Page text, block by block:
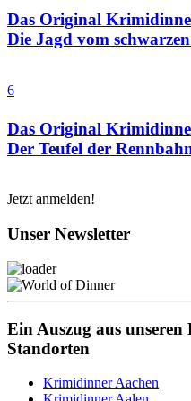
Das Original
Die Jagd vom
6
Das Original
Der Teufel der
Jetzt anmelden!
Unser Newsletter
Ein Auszug aus
Standorten
Krimidinner Aachen